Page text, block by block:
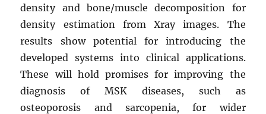
density and bone/muscle decomposition for
density estimation from Xray images. The
results show potential for introducing the
developed systems into clinical applications.
These will hold promises for improving the
diagnosis of MSK diseases, such as
osteoporosis and sarcopenia, for wider